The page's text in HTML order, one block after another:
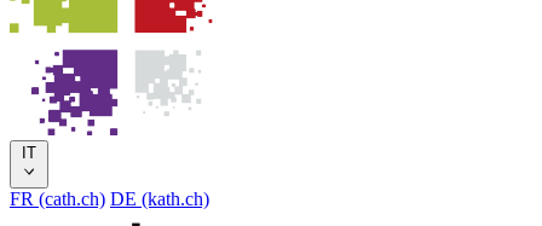
IT
FR (cath.ch) DE (kath.ch)